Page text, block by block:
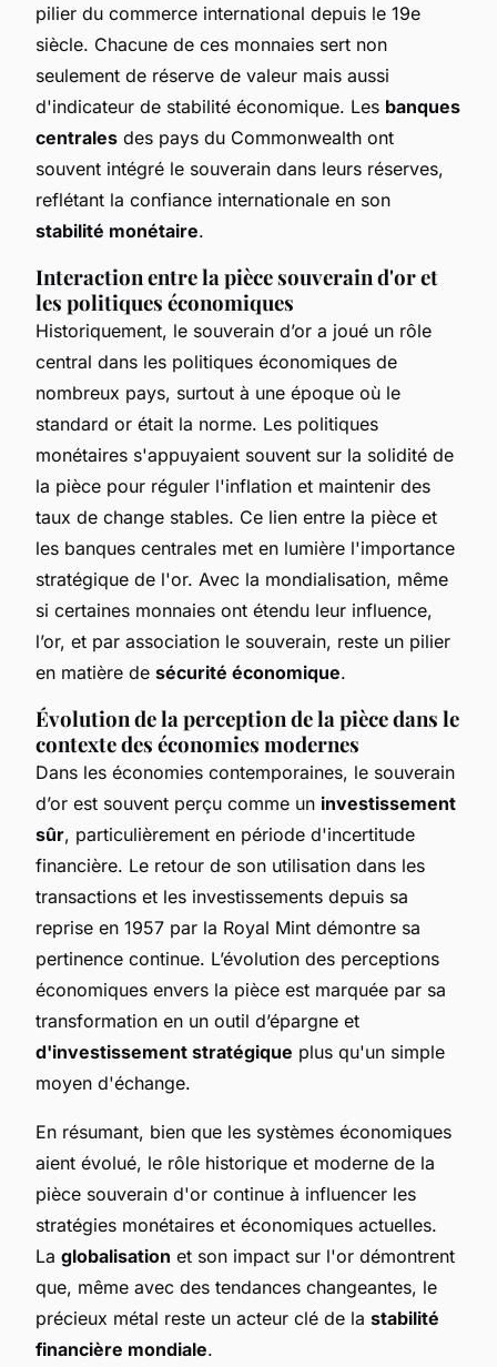
pilier du commerce international depuis le 19e
siècle. Chacune de ces monnaies sert non
seulement de réserve de valeur mais aussi
d'indicateur de stabilité économique. Les banques
centrales des pays du Commonwealth ont
souvent intégré le souverain dans leurs réserves,
reflétant la confiance internationale en son
stabilité monétaire.
Interaction entre la pièce souverain d'or et
les politiques économiques
Historiquement, le souverain d’or a joué un rôle
central dans les politiques économiques de
nombreux pays, surtout à une époque où le
standard or était la norme. Les politiques
monétaires s'appuyaient souvent sur la solidité de
la pièce pour réguler l'inflation et maintenir des
taux de change stables. Ce lien entre la pièce et
les banques centrales met en lumière l'importance
stratégique de l'or. Avec la mondialisation, même
si certaines monnaies ont étendu leur influence,
l’or, et par association le souverain, reste un pilier
en matière de sécurité économique.
Évolution de la perception de la pièce dans le
contexte des économies modernes
Dans les économies contemporaines, le souverain
d’or est souvent perçu comme un investissement
sûr, particulièrement en période d'incertitude
financière. Le retour de son utilisation dans les
transactions et les investissements depuis sa
reprise en 1957 par la Royal Mint démontre sa
pertinence continue. L’évolution des perceptions
économiques envers la pièce est marquée par sa
transformation en un outil d’épargne et
d'investissement stratégique plus qu'un simple
moyen d'échange.
En résumant, bien que les systèmes économiques
aient évolué, le rôle historique et moderne de la
pièce souverain d'or continue à influencer les
stratégies monétaires et économiques actuelles.
La globalisation et son impact sur l'or démontrent
que, même avec des tendances changeantes, le
précieux métal reste un acteur clé de la stabilité
financière mondiale.